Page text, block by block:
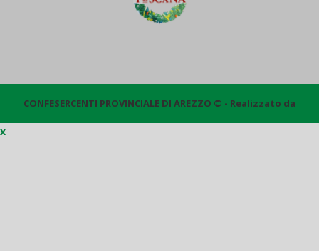
CONFESERCENTI PROVINCIALE DI AREZZO © - Realizzato da
x